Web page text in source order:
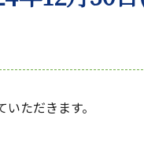
ただきます。